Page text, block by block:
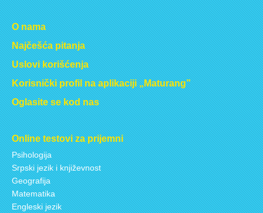
O nama
Najčešća pitanja
Uslovi korišćenja
Korisnički profil na aplikaciji „Maturang”
Oglasite se kod nas
Online testovi za prijemni
Psihologija
Srpski jezik i književnost
Geografija
Matematika
Engleski jezik